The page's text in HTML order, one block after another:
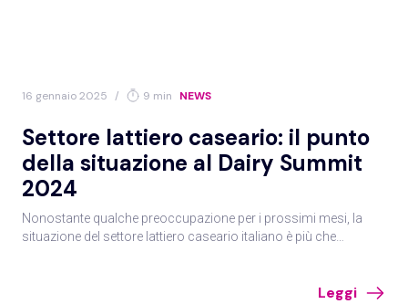
16 gennaio 2025 / 9 min NEWS
Settore lattiero caseario: il punto
della situazione al Dairy Summit
2024
Nonostante qualche preoccupazione per i prossimi mesi, la
situazione del settore lattiero caseario italiano è più che
significative, per quantità e valore. Il 6° Dairy Summit è stata una
Leggi